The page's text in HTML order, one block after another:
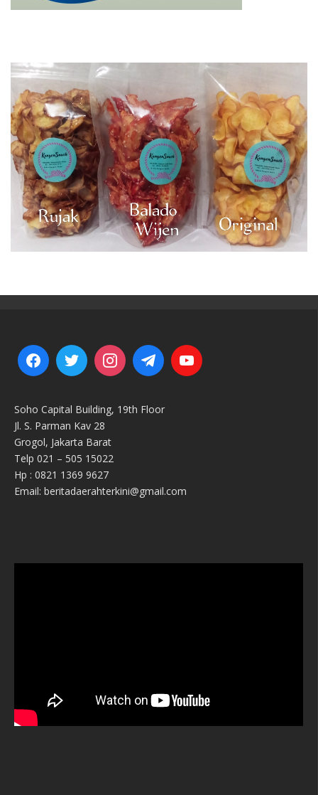
Soho Capital Building, 19th Floor
Jl. S. Parman Kav 28
Grogol, Jakarta Barat
Telp 021 – 505 15022
Hp : 0821 1369 9627
Email: beritadaerahterkini@gmail.com